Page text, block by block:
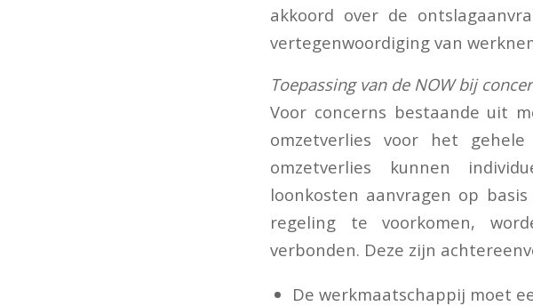
akkoord over de
vertegenwoordiging van
Toepassing van de NOW bij
Voor concerns bestaande uit
omzetverlies voor het
omzetverlies kunnen
loonkosten aanvragen op
regeling te voorkomen,
verbonden. Deze zijn
De werkmaatschappij moet